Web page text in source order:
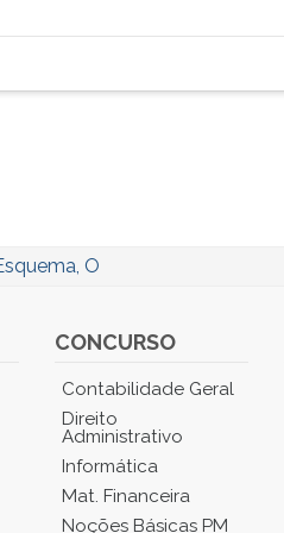
O
CONCURSO
Contabilidade Geral
Direito
Administrativo
Informática
Mat. Financeira
Noções Básicas PM